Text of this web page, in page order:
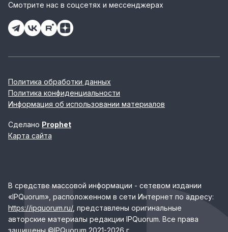
Смотрите нас в соцсетях и мессенджерах
Политика обработки данных
Политика конфиденциальности
Информация об использовании материалов
Сделано Prophet
Карта сайта
В средстве массовой информации - сетевом издании
«IPQuorum», расположенном в сети Интернет по адресу:
https://ipquorum.ru/, представлены оригинальные
авторские материалы редакции IPQuorum. Все права
защищены ©IPQuorum 2021-2026 г.